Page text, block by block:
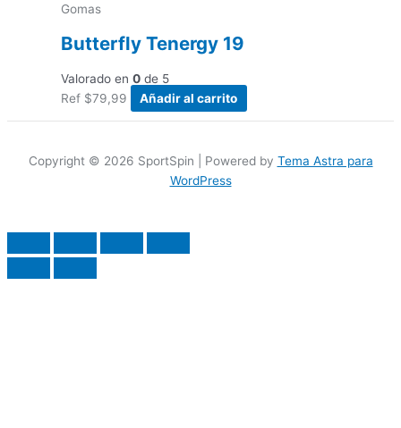
Gomas
Butterfly Tenergy 19
Valorado en 0 de 5
Ref $79,99 Añadir al carrito
Copyright © 2026 SportSpin | Powered by Tema Astra para
WordPress